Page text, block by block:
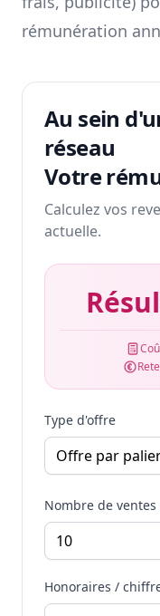
rémunération
Au sein
réseau
Votre
Calculez vos
actuelle.
Type d'offre
Nombre de ventes
Honoraires /